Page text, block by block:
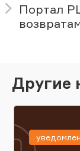
Портал
Другие